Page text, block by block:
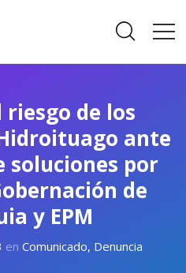
de los
ante
soluciones por
de
y EPM
en Comunicado, Denuncia